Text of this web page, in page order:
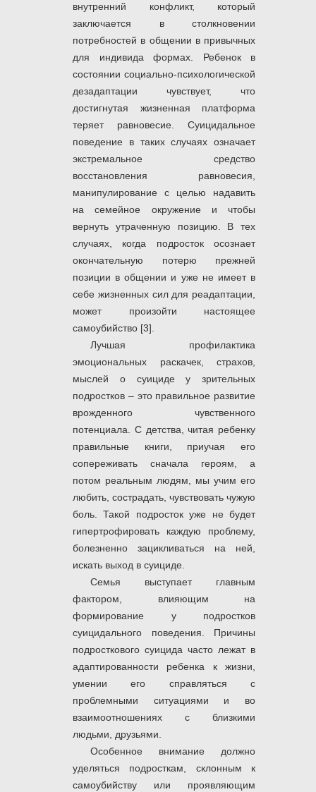
внутренний конфликт, который
заключается в столкновении
потребностей в общении в привычных
для индивида формах. Ребенок в
состоянии социально-психологической
дезадаптации чувствует, что
достигнутая жизненная платформа
теряет равновесие. Суицидальное
поведение в таких случаях означает
экстремальное средство
восстановления равновесия,
манипулирование с целью надавить
на семейное окружение и чтобы
вернуть утраченную позицию. В тех
случаях, когда подросток осознает
окончательную потерю прежней
позиции в общении и уже не имеет в
себе жизненных сил для реадаптации,
может произойти настоящее
самоубийство [3].
Лучшая профилактика
эмоциональных раскачек, страхов,
мыслей о суициде у зрительных
подростков ‒ это правильное развитие
врожденного чувственного
потенциала. С детства, читая ребенку
правильные книги, приучая его
сопереживать сначала героям, а
потом реальным людям, мы учим его
любить, сострадать, чувствовать чужую
боль. Такой подросток уже не будет
гипертрофировать каждую проблему,
болезненно зацикливаться на ней,
искать выход в суициде.
Семья выступает главным
фактором, влияющим на
формирование у подростков
суицидального поведения. Причины
подросткового суицида часто лежат в
адаптированности ребенка к жизни,
умении его справляться с
проблемными ситуациями и во
взаимоотношениях с близкими
людьми, друзьями.
Особенное внимание должно
уделяться подросткам, склонным к
самоубийству или проявляющим